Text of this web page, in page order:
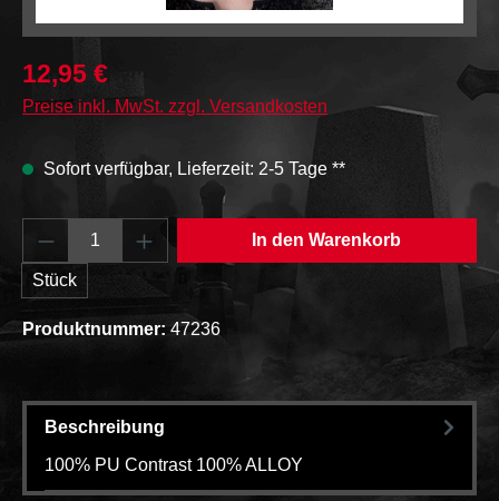
12,95 €
Preise inkl. MwSt. zzgl. Versandkosten
Sofort verfügbar, Lieferzeit: 2-5 Tage **
Produkt Anzahl: Gib den gewünschten
Stück
In den Warenkorb
Produktnummer: 47236
Beschreibung
100% PU Contrast 100% ALLOY